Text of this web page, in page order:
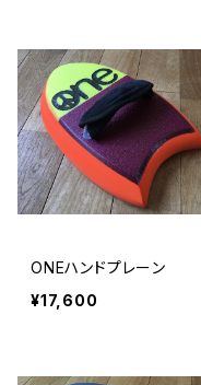
ONEハンドプレーン
¥17,600